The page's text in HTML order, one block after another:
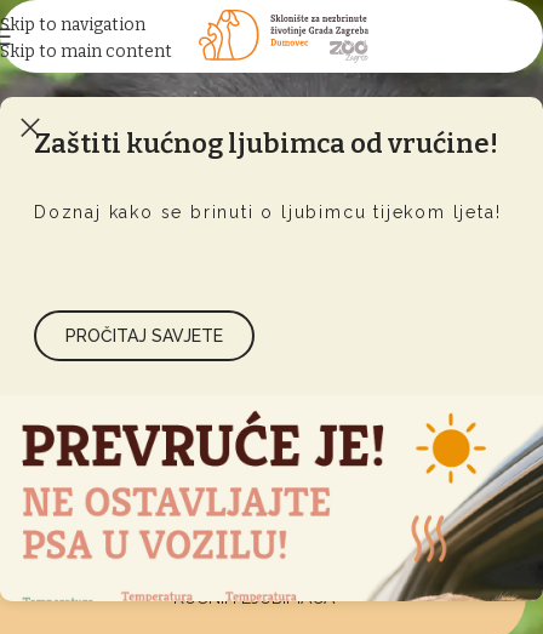
Skip to navigation
Skip to main content
Zaštiti kućnog ljubimca od vrućine!
Doznaj kako se brinuti o ljubimcu tijekom ljeta!
PROČITAJ SAVJETE
KUĆNIH LJUBIMACA